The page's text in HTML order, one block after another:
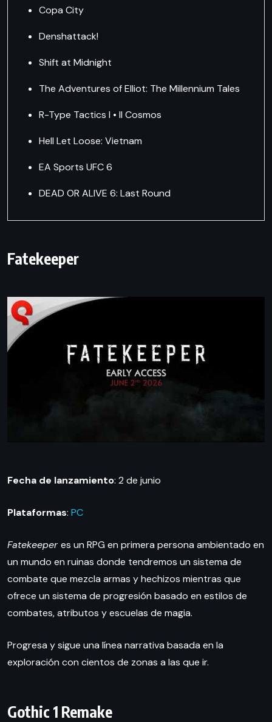
Copa City
Denshattack!
Shift at Midnight
The Adventures of Elliot: The Millennium Tales
R-Type Tactics I • II Cosmos
Hell Let Loose: Vietnam
EA Sports UFC 6
DEAD OR ALIVE 6: Last Round
Fatekeeper
Fecha de lanzamiento: 2 de junio
Plataformas: PC
Fatekeeperes un RPG en primera persona ambientado en
un mundo en ruinas donde tendremos un sistema de
combate que mezcla armas y hechizos mientras que
ofrece un sistema de progresión basado en estilos de
combates, atributos y escuelas de magia.
Progresa y sigue una línea narrativa basada en la
exploración con cientos de zonas a las que ir.
Gothic 1 Remake